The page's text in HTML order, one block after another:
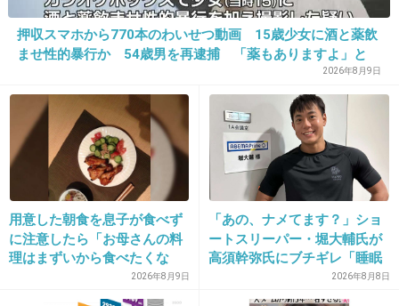
ておくかな‥
ハムスターとか最後までお世話できるやつなら
考えるけど
+71
28. 匿名2026/06/02(火) 14:34:54
>>1
最後に色んな手続きを頼むことになる親族には10年かけて
その費用を少しずつ贈与する
そして残りの貯金を使い切る
押収スマホから770本のわいせつ動画 15歳少女に酒と薬飲
ませ性的暴行か 54歳男を再逮捕 「薬もありますよ」と
2026年8月9日
用意した朝食を息子が食べず
に注意したら「お母さんの料
理はまずいから食べたくな
い」と…「まずいなら食べな
くていい。今後は自分で食事
2026年8月9日
「あの、ナメてます？」ショ
ートスリーパー・堀大輔氏が
高須幹弥氏にブチギレ「睡眠
不足の人＝キレやすい」SNS
2026年8月8日